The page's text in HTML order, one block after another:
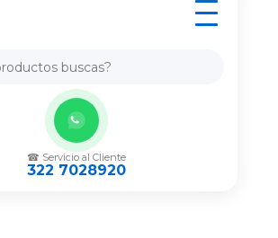
☎ Servicio al Cliente
322 7028920